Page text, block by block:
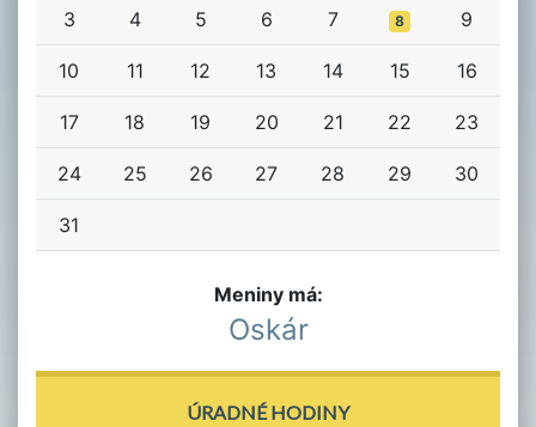
3 4 5 6 7 8 9
10 11 12 13 14 15 16
17 18 19 20 21 22 23
24 25 26 27 28 29 30
31
Meniny má:
Oskár
ÚRADNÉ HODINY